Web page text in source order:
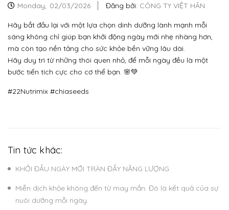
Monday, 02/03/2026 Đăng bởi: CÔNG TY VIỆT HÂN
Hãy bắt đầu lại với một lựa chọn dinh dưỡng lành mạnh mỗi
sáng không chỉ giúp bạn khởi động ngày mới nhẹ nhàng hơn,
mà còn tạo nền tảng cho sức khỏe bền vững lâu dài.
Hãy duy trì từ những thói quen nhỏ, để mỗi ngày đều là một
bước tiến tích cực cho cơ thể bạn. 🌸💚
#22Nutrimix #chiaseeds
Tin tức khác:
KHỞI ĐẦU NGÀY MỚI TRÀN ĐẦY NĂNG LƯỢNG
Miễn dịch khỏe không đến từ may mắn. Đó là kết quả của sự
nuôi dưỡng mỗi ngày.